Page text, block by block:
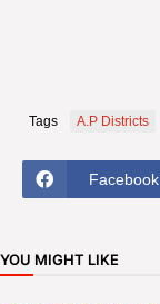
Tags A.P Districts
Facebook
YOU MIGHT LIKE